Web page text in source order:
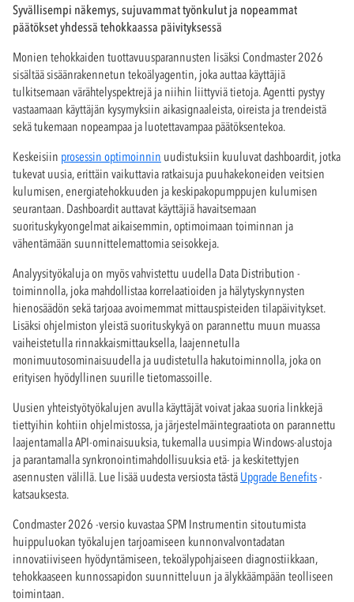
Syvällisempi näkemys, sujuvammat työnkulut ja nopeammat
päätökset yhdessä tehokkaassa päivityksessä
Monien tehokkaiden tuottavuusparannusten lisäksi Condmaster 2026
sisältää sisäänrakennetun tekoälyagentin, joka auttaa käyttäjiä
tulkitsemaan värähtelyspektrejä ja niihin liittyviä tietoja. Agentti pystyy
vastaamaan käyttäjän kysymyksiin aikasignaaleista, oireista ja trendeistä
sekä tukemaan nopeampaa ja luotettavampaa päätöksentekoa.
Keskeisiin prosessin optimoinnin uudistuksiin kuuluvat dashboardit, jotka
tukevat uusia, erittäin vaikuttavia ratkaisuja puuhakekoneiden veitsien
kulumisen, energiatehokkuuden ja keskipakopumppujen kulumisen
seurantaan. Dashboardit auttavat käyttäjiä havaitsemaan
suorituskykyongelmat aikaisemmin, optimoimaan toiminnan ja
vähentämään suunnittelemattomia seisokkeja.
Analyysityökaluja on myös vahvistettu uudella Data Distribution -
toiminnolla, joka mahdollistaa korrelaatioiden ja hälytyskynnysten
hienosäädön sekä tarjoaa avoimemmat mittauspisteiden tilapäivitykset.
Lisäksi ohjelmiston yleistä suorituskykyä on parannettu muun muassa
vaiheistetulla rinnakkaismittauksella, laajennetulla
monimuutosominaisuudella ja uudistetulla hakutoiminnolla, joka on
erityisen hyödyllinen suurille tietomassoille.
Uusien yhteistyötyökalujen avulla käyttäjät voivat jakaa suoria linkkejä
tiettyihin kohtiin ohjelmistossa, ja järjestelmäintegraatiota on parannettu
laajentamalla API-ominaisuuksia, tukemalla uusimpia Windows-alustoja
ja parantamalla synkronointimahdollisuuksia etä- ja keskitettyjen
asennusten välillä. Lue lisää uudesta versiosta tästä Upgrade Benefits-
katsauksesta.
Condmaster 2026 -versio kuvastaa SPM Instrumentin sitoutumista
huippuluokan työkalujen tarjoamiseen kunnonvalvontadatan
innovatiiviseen hyödyntämiseen, tekoälypohjaiseen diagnostiikkaan,
tehokkaaseen kunnossapidon suunnitteluun ja älykkäämpään teolliseen
toimintaan.